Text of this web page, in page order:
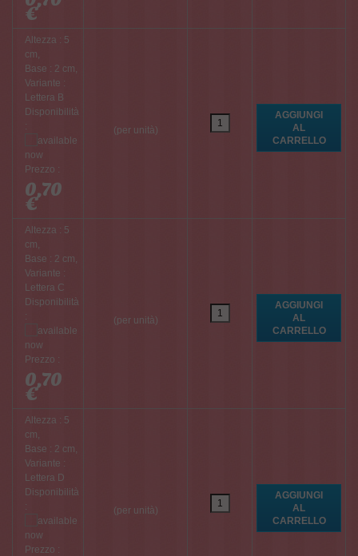
€
Altezza : 5
cm,
Base : 2 cm,
Variante :
Lettera B
Disponibilità
:
Prezzo :
0,70
€
(per unità)
Altezza : 5
cm,
Base : 2 cm,
Variante :
Lettera C
Disponibilità
:
Prezzo :
0,70
€
(per unità)
Altezza : 5
cm,
Base : 2 cm,
Variante :
Lettera D
Disponibilità
:
Prezzo :
(per unità)